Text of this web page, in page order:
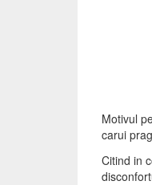
Motivul
carui
Citind in